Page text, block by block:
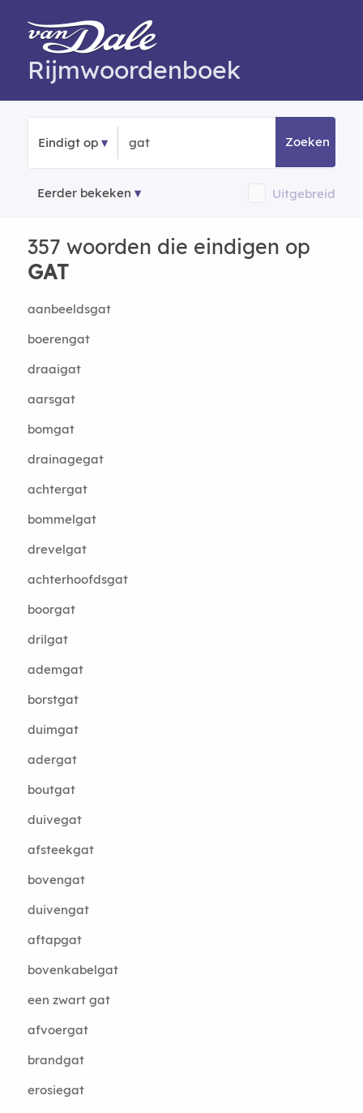
Rijmwoordenboek
Eindigt op Zoeken
Eerder bekeken Uitgebreid
357 woorden die eindigen op
GAT
aanbeeldsgat
boerengat
draaigat
aarsgat
bomgat
drainagegat
achtergat
bommelgat
drevelgat
achterhoofdsgat
boorgat
drilgat
ademgat
borstgat
duimgat
adergat
boutgat
duivegat
afsteekgat
bovengat
duivengat
aftapgat
bovenkabelgat
een zwart gat
afvoergat
brandgat
erosiegat